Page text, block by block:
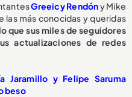
Greeicy Rendóny Mike
las más conocidas y queridas
que sus miles de seguidores
actualizaciones de redes
Jaramillo y Felipe Saruma
beso